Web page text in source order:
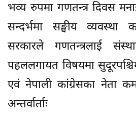
भव्य रुपमा गणतन्त्र दिवस
सन्दर्भमा सङ्घीय व्यवस्था
सरकारले गणतन्त्रलाई
पहललगायत विषयमा
एवं नेपाली कांग्रेसका नेता
अन्तर्वार्ताः